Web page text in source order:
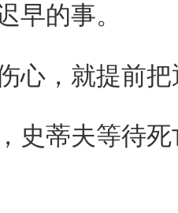
的事。
，就提前把
蒂夫等待死